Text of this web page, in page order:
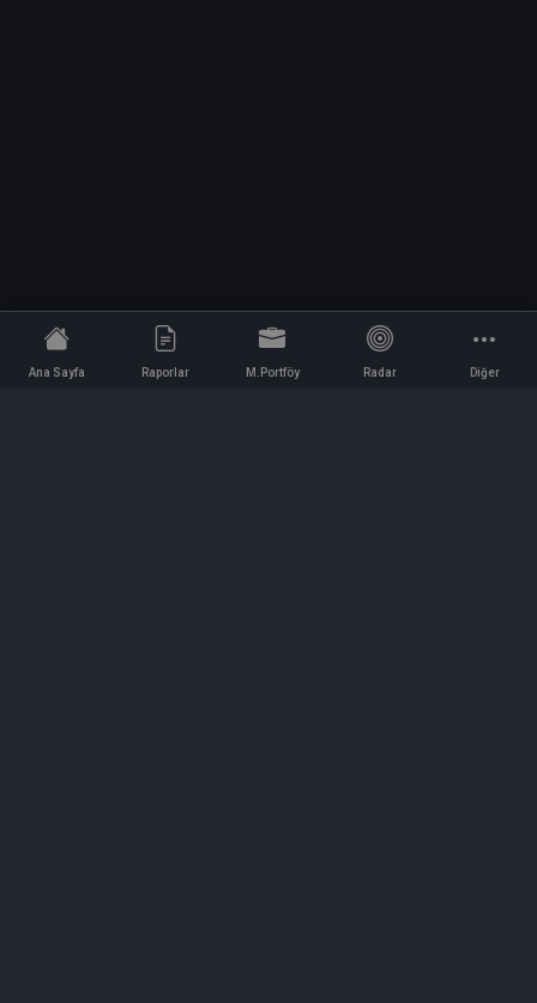
Ana Sayfa Raporlar M.Portföy Radar Diğer